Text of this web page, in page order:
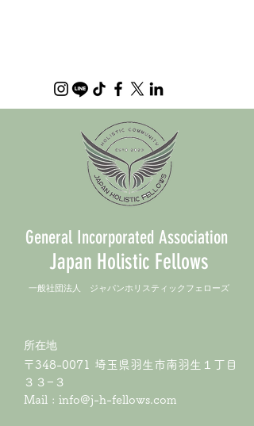
General Incorporated Association
Japan Holistic Fellows
​一般社団法人 ジャパンホリスティックフェローズ
所在地
〒348-0071 埼玉県羽生市南羽生１丁目
３３−３
Mail : info@j-h-fellows.com